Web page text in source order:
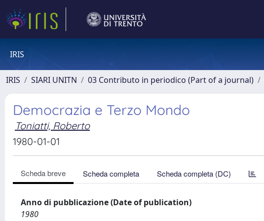
IRIS
IRIS SIARI UNITN 03 Contributo in periodico (Part of a journal)
Democrazia e Terzo Mondo
Toniatti, Roberto
1980-01-01
Scheda breve Scheda completa Scheda completa (DC)
Anno di pubblicazione (Date of publication)
1980